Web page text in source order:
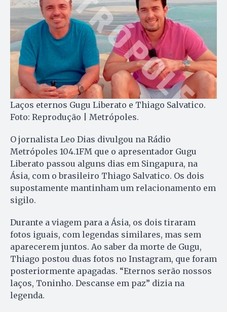
Laços eternos Gugu Liberato e Thiago Salvatico.
Foto: Reprodução | Metrópoles.
O jornalista Leo Dias divulgou na Rádio
Metrópoles 104.1FM que o apresentador Gugu
Liberato passou alguns dias em Singapura, na
Ásia, com o brasileiro Thiago Salvatico. Os dois
supostamente mantinham um relacionamento em
sigilo.
Durante a viagem para a Ásia, os dois tiraram
fotos iguais, com legendas similares, mas sem
aparecerem juntos. Ao saber da morte de Gugu,
Thiago postou duas fotos no Instagram, que foram
posteriormente apagadas. “Eternos serão nossos
laços, Toninho. Descanse em paz” dizia na
legenda.